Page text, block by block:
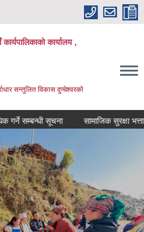
कार्यालय ,
सन्तुलित विकास दुप्चेश्वरको
सूचना सामाजिक सुरक्षा भत्ता